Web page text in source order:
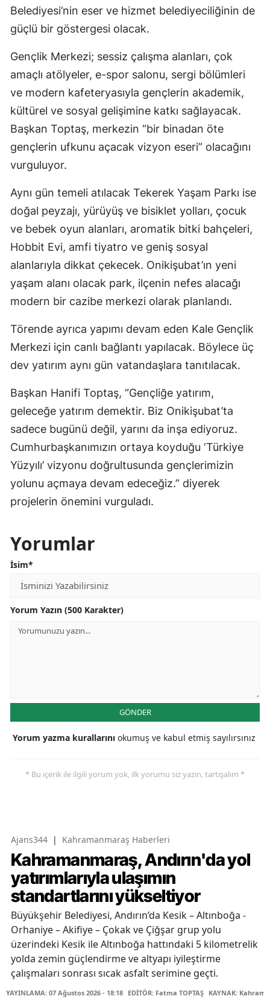
Belediyesi’nin eser ve hizmet belediyeciliğinin de
güçlü bir göstergesi olacak.
Gençlik Merkezi; sessiz çalışma alanları, çok
amaçlı atölyeler, e-spor salonu, sergi bölümleri
ve modern kafeteryasıyla gençlerin akademik,
kültürel ve sosyal gelişimine katkı sağlayacak.
Başkan Toptaş, merkezin “bir binadan öte
gençlerin ufkunu açacak vizyon eseri” olacağını
vurguluyor.
Aynı gün temeli atılacak Tekerek Yaşam Parkı ise
doğal peyzajı, yürüyüş ve bisiklet yolları, çocuk
ve bebek oyun alanları, aromatik bitki bahçeleri,
Hobbit Evi, amfi tiyatro ve geniş sosyal
alanlarıyla dikkat çekecek. Onikişubat’ın yeni
yaşam alanı olacak park, ilçenin nefes alacağı
modern bir cazibe merkezi olarak planlandı.
Törende ayrıca yapımı devam eden Kale Gençlik
Merkezi için canlı bağlantı yapılacak. Böylece üç
dev yatırım aynı gün vatandaşlara tanıtılacak.
Başkan Hanifi Toptaş, “Gençliğe yatırım,
geleceğe yatırım demektir. Biz Onikişubat’ta
sadece bugünü değil, yarını da inşa ediyoruz.
Cumhurbaşkanımızın ortaya koyduğu ‘Türkiye
Yüzyılı’ vizyonu doğrultusunda gençlerimizin
yolunu açmaya devam edeceğiz.” diyerek
projelerin önemini vurguladı.
Yorumlar
İsim*
Yorum Yazın (500 Karakter)
GÖNDER
Yorum yazma kurallarını okumuş ve kabul etmiş sayılırsınız
* Bu içerik ile ilgili yorum yok, ilk yorumu siz yazın, tartışalım *
Ajans344 | Kahramanmaraş Haberleri
Kahramanmaraş, Andırın'da yol
yatırımlarıyla ulaşımın
standartlarını yükseltiyor
Büyükşehir Belediyesi, Andırın’da Kesik – Altınboğa -
Orhaniye – Akifiye – Çokak ve Çiğşar grup yolu
üzerindeki Kesik ile Altınboğa hattındaki 5 kilometrelik
yolda zemin güçlendirme ve altyapı iyileştirme
çalışmaları sonrası sıcak asfalt serimine geçti.
YAYINLAMA: 07 Ağustos 2026 - 18:18 EDİTÖR: Fatma TOPTAŞ KAYNAK: